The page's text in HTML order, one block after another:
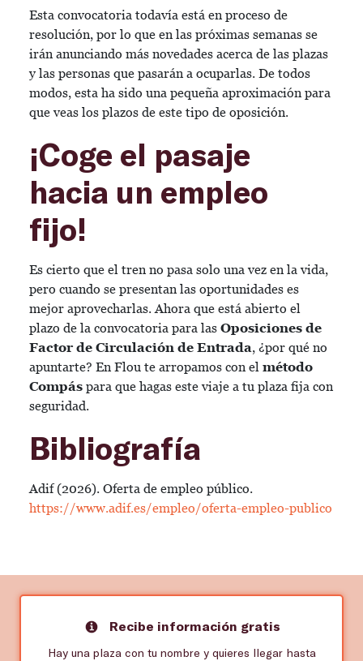
Esta convocatoria todavía está en proceso de
resolución, por lo que en las próximas semanas se
irán anunciando más novedades acerca de las plazas
y las personas que pasarán a ocuparlas. De todos
modos, esta ha sido una pequeña aproximación para
que veas los plazos de este tipo de oposición.
¡Coge el pasaje
hacia un empleo
fijo!
Es cierto que el tren no pasa solo una vez en la vida,
pero cuando se presentan las oportunidades es
mejor aprovecharlas. Ahora que está abierto el
plazo de la convocatoria para las Oposiciones de
Factor de Circulación de Entrada, ¿por qué no
apuntarte? En Flou te arropamos con el método
Compás para que hagas este viaje a tu plaza fija con
seguridad.
Bibliografía
Adif (2026). Oferta de empleo público.
https://www.adif.es/empleo/oferta-empleo-publico
Recibe información gratis
Hay una plaza con tu nombre y quieres llegar hasta